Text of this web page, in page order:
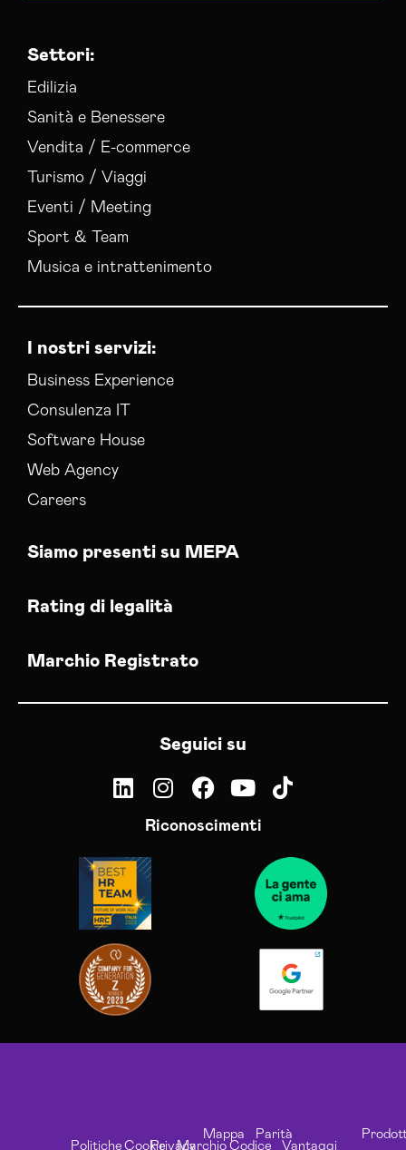
Settori:
Edilizia
Sanità e Benessere
Vendita / E-commerce
Turismo / Viaggi
Eventi / Meeting
Sport & Team
Musica e intrattenimento
I nostri servizi:
Business Experience
Consulenza IT
Software House
Web Agency
Careers
Siamo presenti su MEPA
Rating di legalità
Marchio Registrato
Seguici su
Riconoscimenti
Politiche CookiePrivacyMarchio
Mappa
Codice
Parità
Vantaggi